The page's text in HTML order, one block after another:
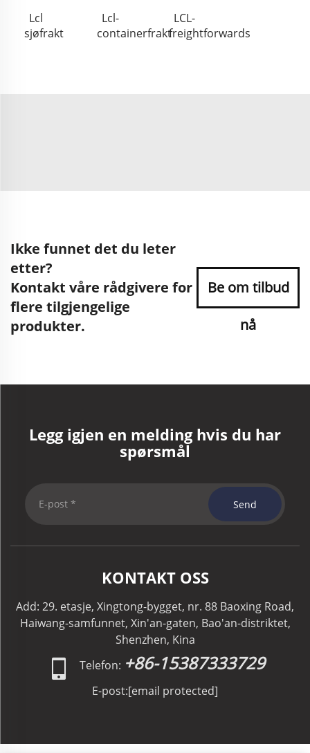
Lcl
sjøfrakt
Lcl-
containerfrakt
LCL-
freightforwards
Ikke funnet det du leter
etter?
Kontakt våre rådgivere for
flere tilgjengelige
produkter.
Be om tilbud
nå
Legg igjen en melding hvis du har
spørsmål
Send
KONTAKT OSS
Add: 29. etasje, Xingtong-bygget, nr. 88 Baoxing Road,
Haiwang-samfunnet, Xin'an-gaten, Bao'an-distriktet,
Shenzhen, Kina
Telefon: +86-15387333729
E-post:[email protected]